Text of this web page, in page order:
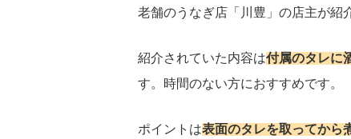
老舗のうなぎ店「川豊」の店主が紹
紹介されていた内容は付属のタレに
す。時間のない方におすすめです。
ポイントは表面のタレを取ってから